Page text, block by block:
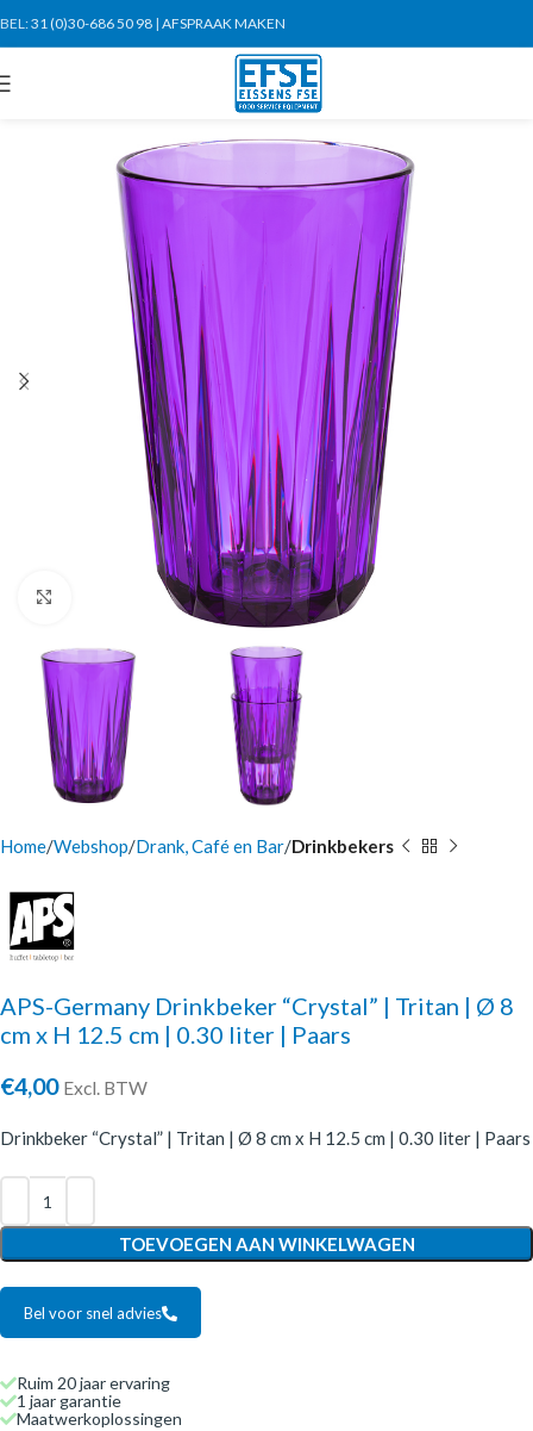
BEL:31 (0)30-686 50 98 | AFSPRAAK MAKEN
Click to enlarge
Home Webshop Drank, Café en Bar Drinkbekers
APS-Germany Drinkbeker “Crystal” | Tritan | Ø 8
cm x H 12.5 cm | 0.30 liter | Paars
€4,00 Excl. BTW
Drinkbeker “Crystal” | Tritan | Ø 8 cm x H 12.5 cm | 0.30 liter | Paars
TOEVOEGEN AAN WINKELWAGEN
Bel voor snel advies
Ruim 20 jaar ervaring
1 jaar garantie
Maatwerkoplossingen